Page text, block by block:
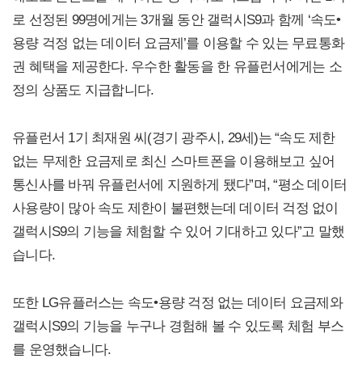
로 선정된 99명에게는 3개월 동안 갤럭시S9과 함께 ‘속도•
용량 걱정 없는 데이터 요금제’를 이용할 수 있는 무료통화
권 혜택을 제공한다. 우수한 활동을 한 유플런서에게는 소
정의 상품도 지급합니다.
유플런서 1기 최재원 씨(경기 광주시, 29세)는 “속도 제한
없는 무제한 요금제로 최신 스마트폰을 이용해보고 싶어
통신사를 바꿔 유플런서에 지원하게 됐다”며, “평소 데이터
사용량이 많아 속도 제한이 불편했는데 데이터 걱정 없이
갤럭시S9의 기능을 체험할 수 있어 기대하고 있다”고 말했
습니다.
또한 LG유플러스는 속도•용량 걱정 없는 데이터 요금제와
갤럭시S9의 기능을 누구나 경험해 볼 수 있도록 체험 부스
를 운영했습니다.